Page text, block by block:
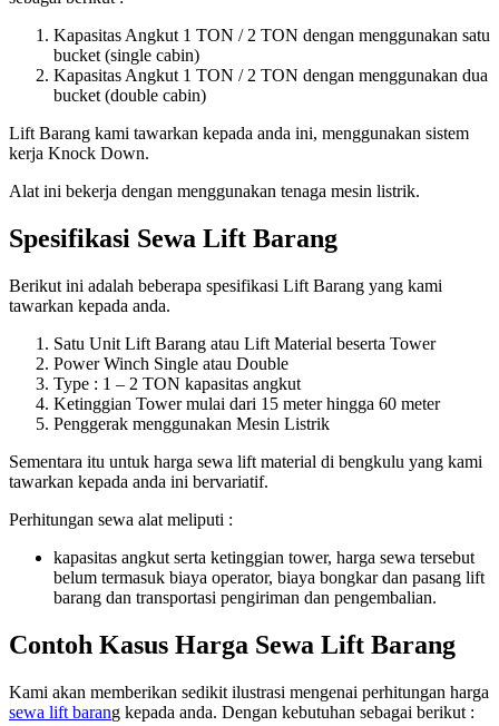
Kapasitas Angkut 1 TON / 2 TON dengan menggunakan satu
bucket (single cabin)
Kapasitas Angkut 1 TON / 2 TON dengan menggunakan dua
bucket (double cabin)
Lift Barang kami tawarkan kepada anda ini, menggunakan sistem
kerja Knock Down.
Alat ini bekerja dengan menggunakan tenaga mesin listrik.
Spesifikasi Sewa Lift Barang
Berikut ini adalah beberapa spesifikasi Lift Barang yang kami
tawarkan kepada anda.
Satu Unit Lift Barang atau Lift Material beserta Tower
Power Winch Single atau Double
Type : 1 – 2 TON kapasitas angkut
Ketinggian Tower mulai dari 15 meter hingga 60 meter
Penggerak menggunakan Mesin Listrik
Sementara itu untuk harga sewa lift material di bengkulu yang kami
tawarkan kepada anda ini bervariatif.
Perhitungan sewa alat meliputi :
kapasitas angkut serta ketinggian tower, harga sewa tersebut
belum termasuk biaya operator, biaya bongkar dan pasang lift
barang dan transportasi pengiriman dan pengembalian.
Contoh Kasus Harga Sewa Lift Barang
Kami akan memberikan sedikit ilustrasi mengenai perhitungan harga
sewa lift barang kepada anda. Dengan kebutuhan sebagai berikut :